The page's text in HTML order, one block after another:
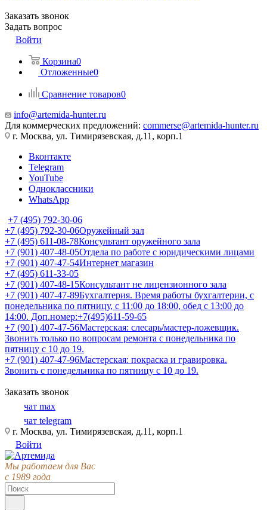
Заказать звонок
Задать вопрос
Войти
Корзина0
Отложенные0
Сравнение товаров0
info@artemida-hunter.ru
Для коммерческих предложений: commerse@artemida-hunter.ru
г. Москва, ул. Тимирязевская, д.11, корп.1
Вконтакте
Telegram
YouTube
Одноклассники
WhatsApp
+7 (495) 792-30-06
+7 (495) 792-30-06Оружейный зал
+7 (495) 611-08-78Консультант оружейного зала
+7 (901) 407-48-05Отдела по работе с юридическими лицами
+7 (901) 407-47-54Интернет магазин
+7 (495) 611-33-05
+7 (901) 407-48-15Консультант не лицензионного зала
+7 (901) 407-47-89Бухгалтерия. Время работы бухгалтерии, с
понедельника по пятницу, с 11:00 до 18:00, обед с 13:00 до
14:00. Доп.номер:+7(495)611-59-65
+7 (901) 407-47-56Мастерская: слесарь/мастер-ложевщик.
Звонить только по вопросам ремонта с понедельника по
пятницу с 10 до 19.
+7 (901) 407-47-96Мастерская: покраска и гравировка.
Звонить с понедельника по пятницу с 10 до 19.
Заказать звонок
чат max
чат telegram
г. Москва, ул. Тимирязевская, д.11, корп.1
Войти
Мы работаем для Вас
с 1989 года